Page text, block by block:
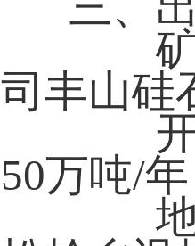
矿
司丰山硅
开
50万吨/年
地